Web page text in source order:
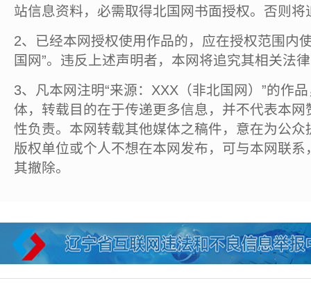
站信息资料，必需取得北国网书面授权。否则将
2、已经本网授权使用作品的，应在授权范围内
国网”。违反上述声明者，本网将追究其相关法
3、凡本网注明“来源：XXX（非北国网）”的作
体，转载目的在于传递更多信息，并不代表本
性负责。本网转载其他媒体之稿件，意在为公
版权单位或个人不想在本网发布，可与本网联
其撤除。